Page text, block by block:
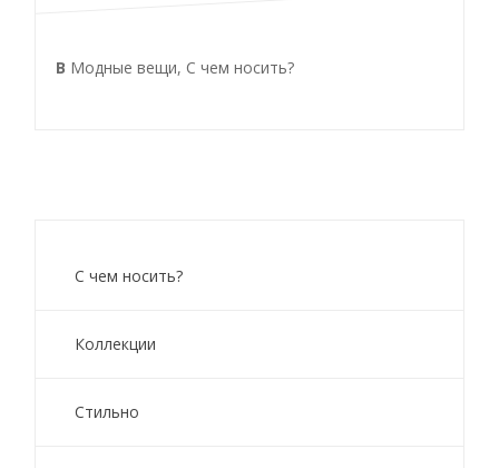
В Модные вещи, С чем носить?
С чем носить?
Коллекции
Стильно